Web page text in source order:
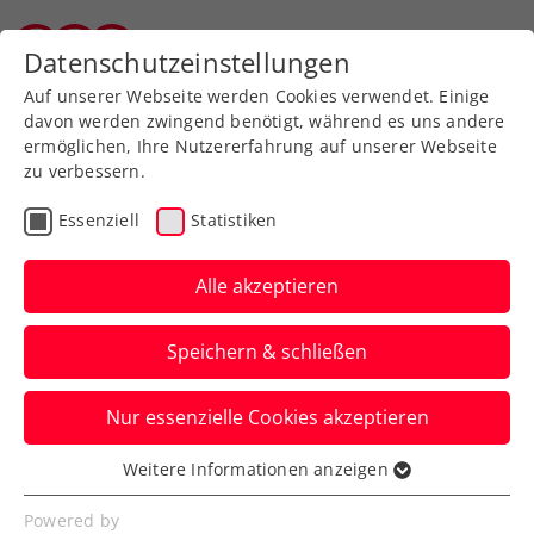
Zurück zur Newsübersicht
Rollstuhltennis
Rollstuhltennis:
Maximilian Taucher holt
sich den Gesamtsieg der
WTTA
Während sich Martin Hörz-Weber beim
letzten WTTA-Turnier der Saison seinen
ersten Einzeltitel holt, ist Maximilian
Datenschutzeinstellungen
Auf unserer Webseite werden Cookies verwendet. Einige
davon werden zwingend benötigt, während es uns andere
ermöglichen, Ihre Nutzererfahrung auf unserer Webseite
zu verbessern.
Essenziell Statistiken
Alle akzeptieren
Speichern & schließen
Nur essenzielle Cookies akzeptieren
Essenziell
Essenzielle Cookies werden für grundlegende
Weitere Informationen anzeigen
Powered by